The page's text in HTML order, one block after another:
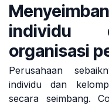
individu
organisasi
Perusahaan
individu dan
secara seimbang.